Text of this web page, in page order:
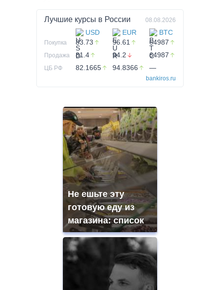
Лучшие курсы в России 08.08.2026
USD EUR BTC
Покупка 83.73 96.61 64987
Продажа 81.4 94.2 64987
ЦБ РФ 82.1665 94.8366 —
bankiros.ru
Не ешьте эту
готовую еду из
магазина: список